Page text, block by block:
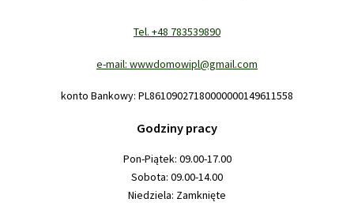
Tel. +48 783539890
e-mail: wwwdomowipl@gmail.com
konto Bankowy: PL86109027180000000149611558
Godziny pracy
Pon-Piątek: 09.00-17.00
Sobota: 09.00-14.00
Niedziela: Zamknięte